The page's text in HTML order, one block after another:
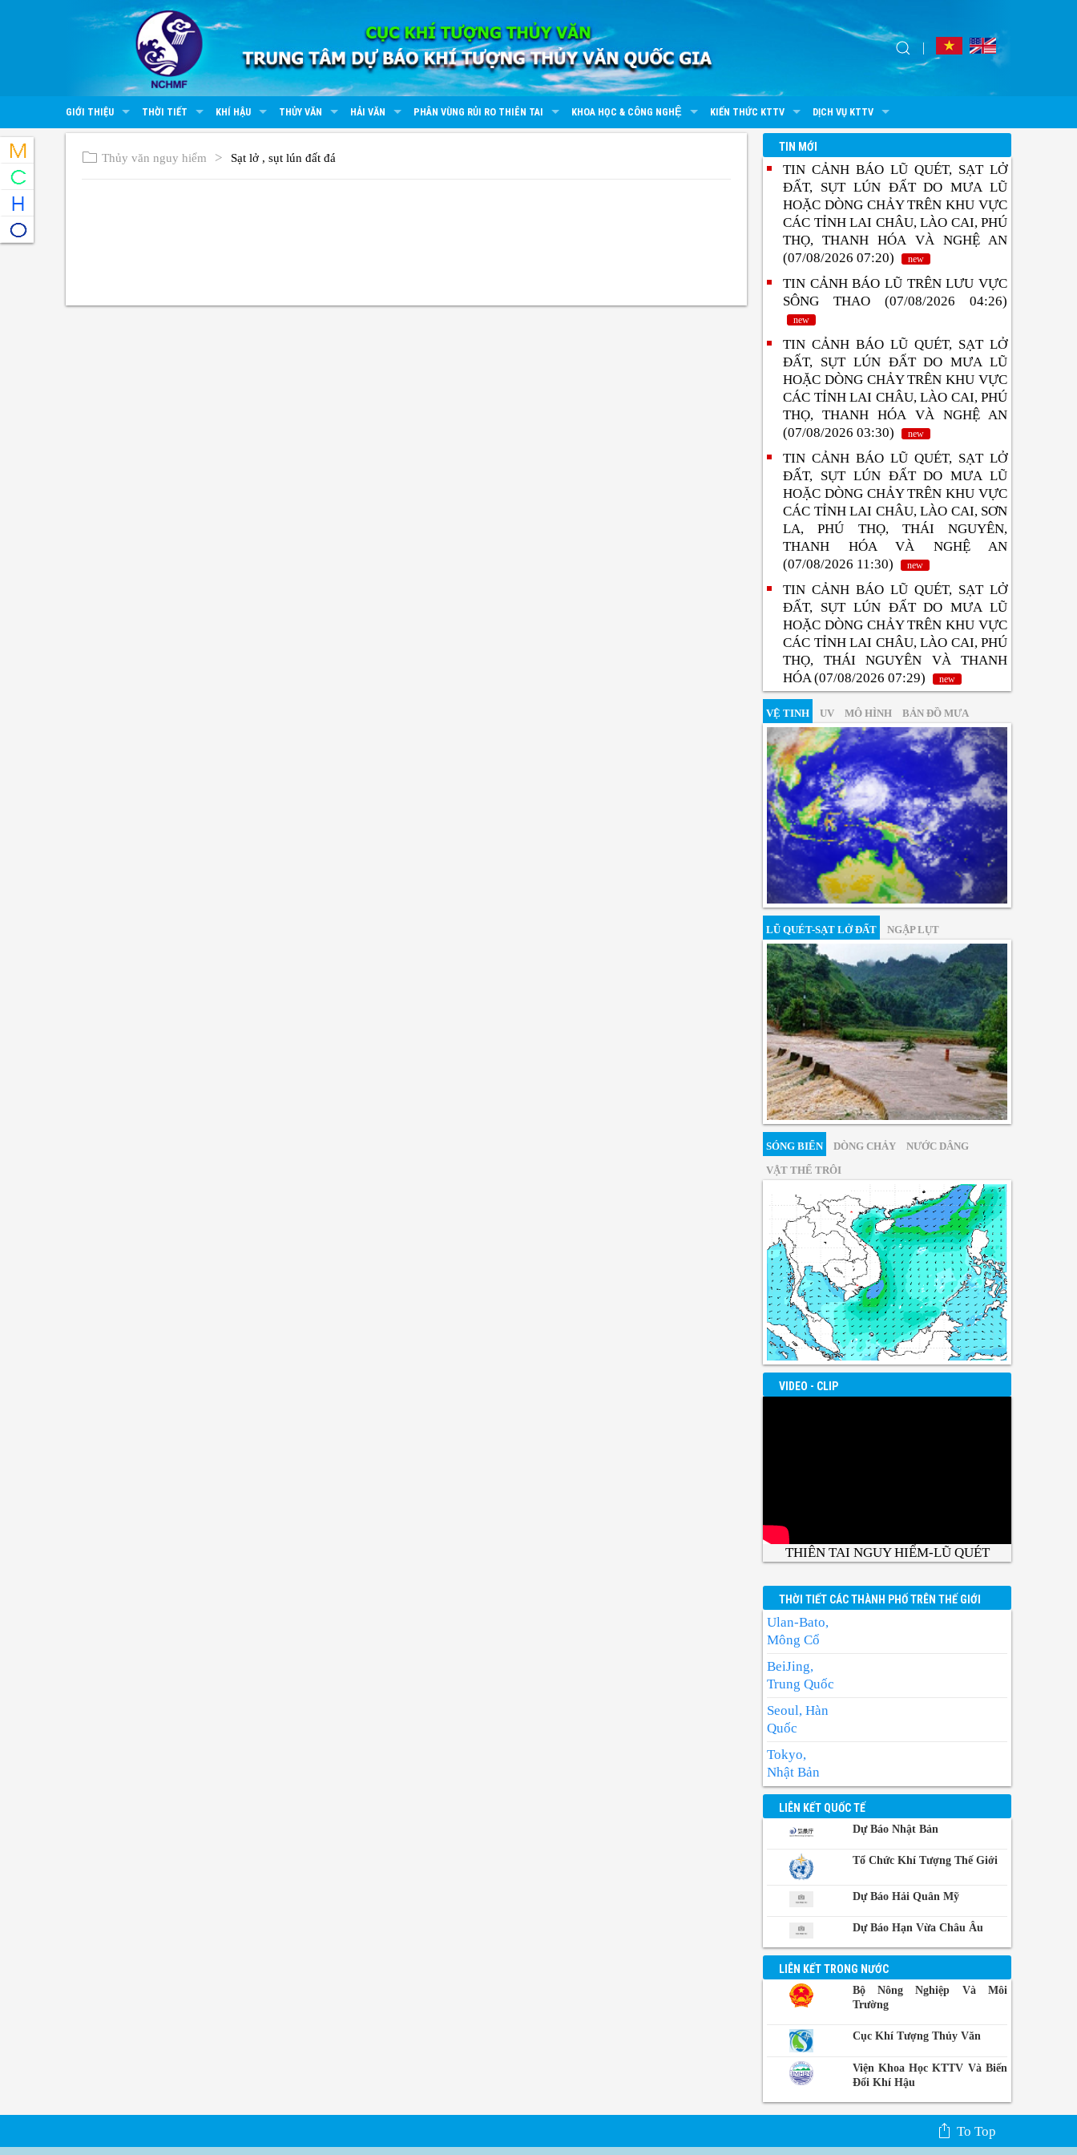
GIỚI THIỆU THỜI TIẾT KHÍ HẬU THỦY VĂN HẢI VĂN PHÂN VÙNG RỦI RO THIÊN TAI KHOA HỌC & CÔNG NGHỆ KIẾN THỨC KTTV DỊCH VỤ KTTV
Thủy văn nguy hiểm Sạt lở , sụt lún đất đá
TIN MỚI
TIN CẢNH BÁO LŨ QUÉT, SẠT LỞ
ĐẤT, SỤT LÚN ĐẤT DO MƯA LŨ
HOẶC DÒNG CHẢY TRÊN KHU VỰC
CÁC TỈNH LAI CHÂU, LÀO CAI, PHÚ
THỌ, THANH HÓA VÀ NGHỆ AN
(07/08/2026 07:20)
new
TIN CẢNH BÁO LŨ TRÊN LƯU VỰC
SÔNG THAO (07/08/2026 04:26)
new
TIN CẢNH BÁO LŨ QUÉT, SẠT LỞ
ĐẤT, SỤT LÚN ĐẤT DO MƯA LŨ
HOẶC DÒNG CHẢY TRÊN KHU VỰC
CÁC TỈNH LAI CHÂU, LÀO CAI, PHÚ
THỌ, THANH HÓA VÀ NGHỆ AN
(07/08/2026 03:30)
new
TIN CẢNH BÁO LŨ QUÉT, SẠT LỞ
ĐẤT, SỤT LÚN ĐẤT DO MƯA LŨ
HOẶC DÒNG CHẢY TRÊN KHU VỰC
CÁC TỈNH LAI CHÂU, LÀO CAI, SƠN
LA, PHÚ THỌ, THÁI NGUYÊN,
THANH HÓA VÀ NGHỆ AN
(07/08/2026 11:30)
new
TIN CẢNH BÁO LŨ QUÉT, SẠT LỞ
ĐẤT, SỤT LÚN ĐẤT DO MƯA LŨ
HOẶC DÒNG CHẢY TRÊN KHU VỰC
CÁC TỈNH LAI CHÂU, LÀO CAI, PHÚ
THỌ, THÁI NGUYÊN VÀ THANH
HÓA (07/08/2026 07:29)
new
VỆ TINH UV MÔ HÌNH BẢN ĐỒ MƯA
LŨ QUÉT-SẠT LỞ ĐẤT NGẬP LỤT
SÓNG BIỂN DÒNG CHẢY
NƯỚC DÂNG
VẬT THỂ TRÔI
VIDEO - CLIP
THIÊN TAI NGUY HIỂM-LŨ QUÉT
THỜI TIẾT CÁC THÀNH PHỐ TRÊN THẾ GIỚI
Ulan-Bato,
Mông Cổ
BeiJing,
Trung Quốc
Seoul, Hàn
Quốc
Tokyo,
Nhật Bản
BangKok,
Thái Lan
Philippin
Penh,
Campuchia
LIÊN KẾT QUỐC TẾ
Dự Báo Nhật Bản
Tổ Chức Khí Tượng Thế Giới
Dự Báo Hải Quân Mỹ
Dự Báo Hạn Vừa Châu Âu
LIÊN KẾT TRONG NƯỚC
Bộ Nông Nghiệp Và Môi
Trường
Cục Khí Tượng Thủy Văn
Viện Khoa Học KTTV Và Biến
Đổi Khí Hậu
To Top